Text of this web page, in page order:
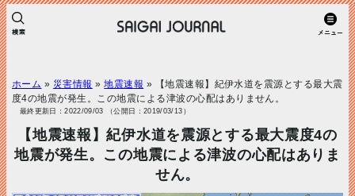
ホーム » 災害情報 » 地震速報 » 【地震速報】紀伊水道を震源とする最大震
度4の地震が発生。この地震による津波の心配はありません。
最終更新日：2022/09/03 （公開日：2019/03/13）
【地震速報】紀伊水道を震源とする最大震度4の
地震が発生。この地震による津波の心配はありま
せん。